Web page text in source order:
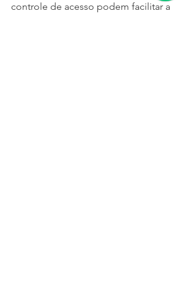
controle de acesso podem facilitar a